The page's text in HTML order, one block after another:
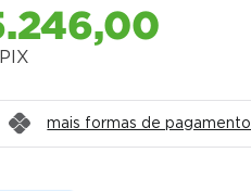
.246,00
mais formas de pagamento